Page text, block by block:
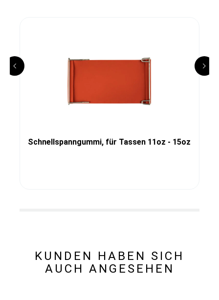
Schnellspanngummi, für Tassen 11oz - 15oz
KUNDEN HABEN SICH
AUCH ANGESEHEN